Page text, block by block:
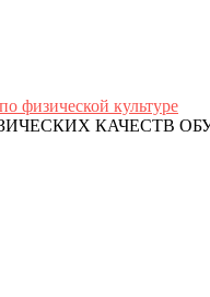
физической культуре
КАЧЕСТВ